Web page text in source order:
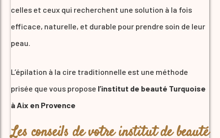
celles et ceux qui recherchent une solution à la fois
efficace, naturelle, et durable pour prendre soin de leur
peau.
L’épilation à la cire traditionnelle est une méthode
prisée que vous propose l’institut de beauté Turquoise
à Aix en Provence
Les conseils de votre institut de beauté